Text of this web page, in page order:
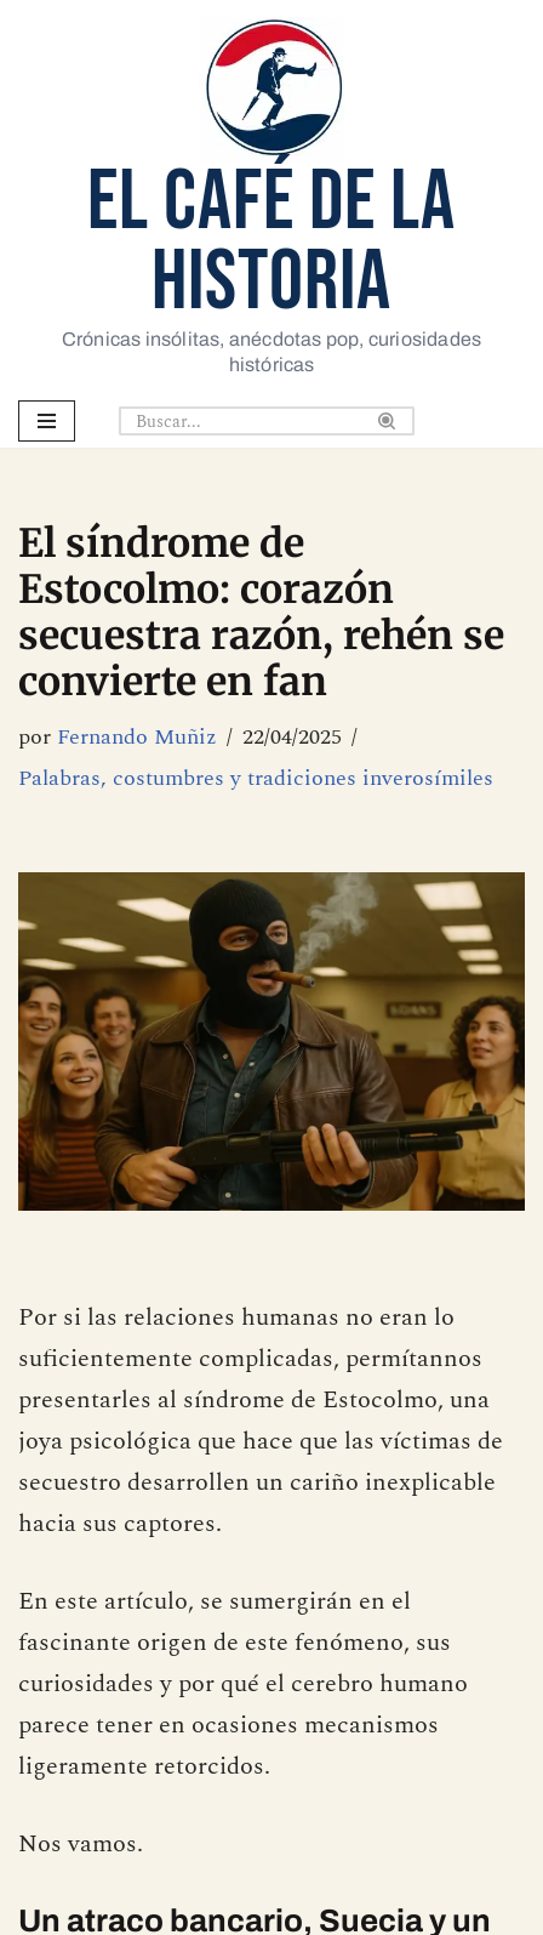
EL CAFÉ DE LA
HISTORIA
Crónicas insólitas, anécdotas pop, curiosidades
históricas
El síndrome de
Estocolmo: corazón
secuestra razón, rehén se
convierte en fan
por Fernando Muñiz
22/04/2025
Palabras, costumbres y tradiciones inverosímiles
Por si las relaciones humanas no eran lo
suficientemente complicadas, permítannos
presentarles al síndrome de Estocolmo, una
joya psicológica que hace que las víctimas de
secuestro desarrollen un cariño inexplicable
hacia sus captores.
En este artículo, se sumergirán en el
fascinante origen de este fenómeno, sus
curiosidades y por qué el cerebro humano
parece tener en ocasiones mecanismos
ligeramente retorcidos.
Nos vamos.
Un atraco bancario, Suecia y un